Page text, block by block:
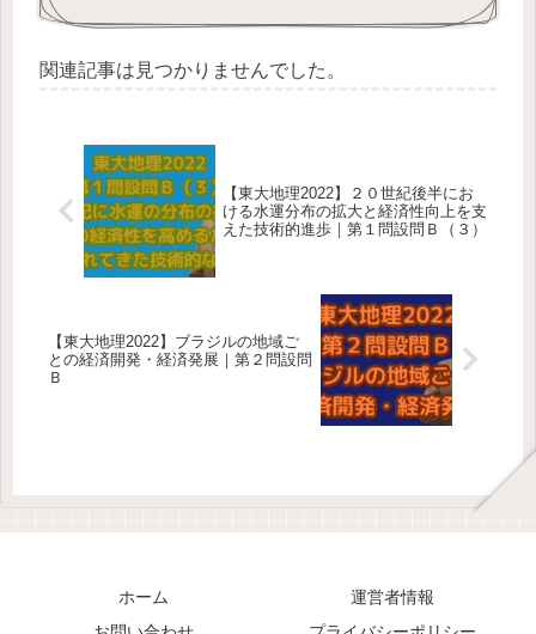
関連記事は見つかりませんでした。
【東大地理2022】２０世紀後半にお
ける水運分布の拡大と経済性向上を支
えた技術的進歩｜第１問設問Ｂ（３）
【東大地理2022】ブラジルの地域ご
との経済開発・経済発展｜第２問設問
Ｂ
ホーム
運営者情報